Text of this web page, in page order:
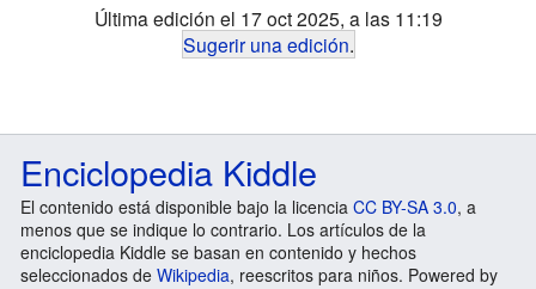
Última edición el 17 oct 2025, a las 11:19
Sugerir una edición.
Enciclopedia Kiddle
El contenido está disponible bajo la licencia CC BY-SA 3.0, a
menos que se indique lo contrario. Los artículos de la
enciclopedia Kiddle se basan en contenido y hechos
seleccionados de Wikipedia, reescritos para niños. Powered by